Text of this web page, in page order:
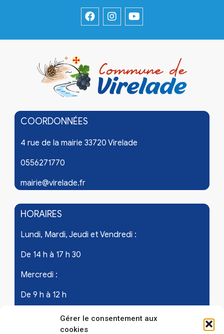
Gérer le consentement aux
cookies
COORDONNÉES
4 rue de la mairie 33720 Virelade
0556271770
mairie@virelade.fr
HORAIRES
Lundi, Mardi, Jeudi et Vendredi :
De 14 h à 17 h 30
Mercredi :
De 9 h à 12 h
Samedi - les 1er et 3ème de chaque mois :